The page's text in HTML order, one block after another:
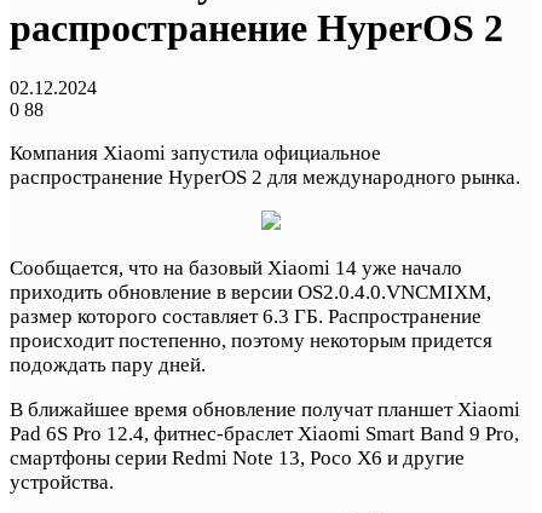
распространение HyperOS 2
02.12.2024
0 88
Компания Xiaomi запустила официальное
распространение HyperOS 2 для международного рынка.
Сообщается, что на базовый Xiaomi 14 уже начало
приходить обновление в версии OS2.0.4.0.VNCMIXM,
размер которого составляет 6.3 ГБ. Распространение
происходит постепенно, поэтому некоторым придется
подождать пару дней.
В ближайшее время обновление получат планшет Xiaomi
Pad 6S Pro 12.4, фитнес-браслет Xiaomi Smart Band 9 Pro,
смартфоны серии Redmi Note 13, Poco X6 и другие
устройства.